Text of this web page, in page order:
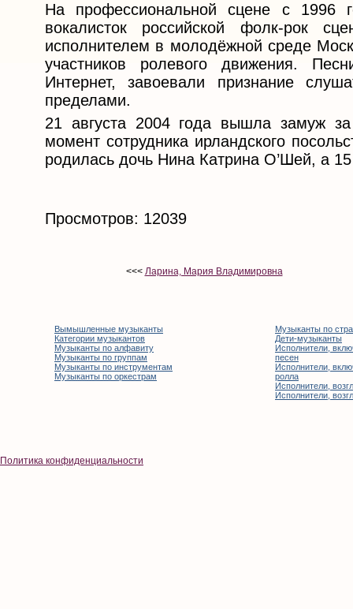
На профессиональной сцене с 1996
вокалисток российской фолк-рок
исполнителем в молодёжной среде
участников ролевого движения.
Интернет, завоевали признание
пределами.
21 августа 2004 года вышла замуж
момент сотрудника ирландского
родилась дочь Нина Катрина О’Шей, а
Просмотров: 12039
<<< Ларина, Мария Владимировна
Вымышленные музыканты
Категории музыкантов
Музыканты по алфавиту
Музыканты по группам
Музыканты по инструментам
Музыканты по оркестрам
Музыканты по
Дети-музыканты
Исполнители,
песен
Исполнители,
ролла
Исполнители,
Исполнители,
Политика конфиденциальности